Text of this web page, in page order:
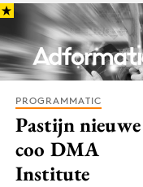
PROGRAMMATIC
Pastijn nieuwe
coo DMA
Institute